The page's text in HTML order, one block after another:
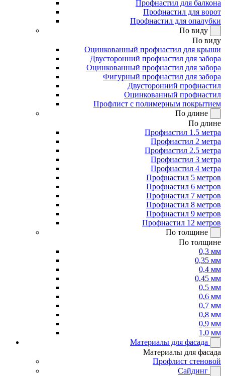
Профнастил для балкона
Профнастил для ворот
Профнастил для опалубки
По виду
По виду
Оцинкованный профнастил для крыши
Двусторонний профнастил для забора
Оцинкованный профнастил для забора
Фигурный профнастил для забора
Двусторонний профнастил
Оцинкованный профнастил
Профлист с полимерным покрытием
По длине
По длине
Профнастил 1.5 метра
Профнастил 2 метра
Профнастил 2.5 метра
Профнастил 3 метра
Профнастил 4 метра
Профнастил 5 метров
Профнастил 6 метров
Профнастил 7 метров
Профнастил 8 метров
Профнастил 9 метров
Профнастил 12 метров
По толщине
По толщине
0,3 мм
0,35 мм
0,4 мм
0,45 мм
0,5 мм
0,6 мм
0,7 мм
0,8 мм
0,9 мм
1,0 мм
Материалы для фасада
Материалы для фасада
Профлист стеновой
Сайдинг